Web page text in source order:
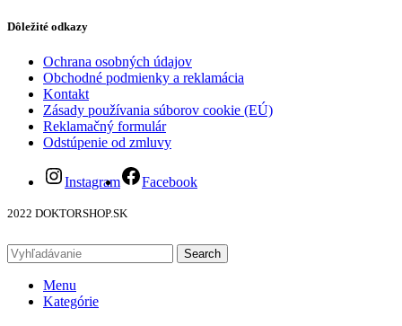
Dôležité odkazy
Ochrana osobných údajov
Obchodné podmienky a reklamácia
Kontakt
Zásady používania súborov cookie (EÚ)
Reklamačný formulár
Odstúpenie od zmluvy
Instagram Facebook
2022 DOKTORSHOP.SK
Search
Menu
Kategórie